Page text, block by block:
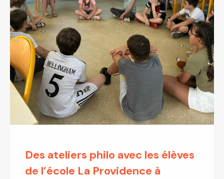
Des ateliers philo avec les élèves
de l’école La Providence à